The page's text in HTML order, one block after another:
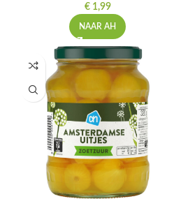
€1,99
NAAR AH